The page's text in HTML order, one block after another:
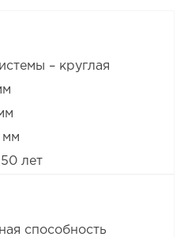
– круглая
мм
лет
способность